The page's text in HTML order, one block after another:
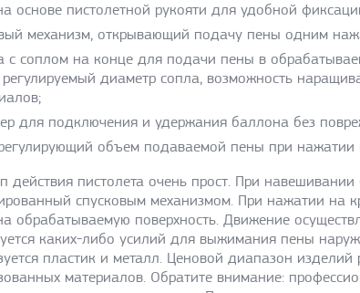
основе пистолетной рукояти для удобной
механизм, открывающий подачу пены одним
с соплом на конце для подачи пены в
регулируемый диаметр сопла, возможность
для подключения и удержания баллона без
объем подаваемой пены при нажатии
действия пистолета очень прост. При
спусковым механизмом. При нажатии на
обрабатываемую поверхность. Движение
каких-либо усилий для выжимания пены
пластик и металл. Ценовой диапазон изделий
материалов. Обратите внимание: